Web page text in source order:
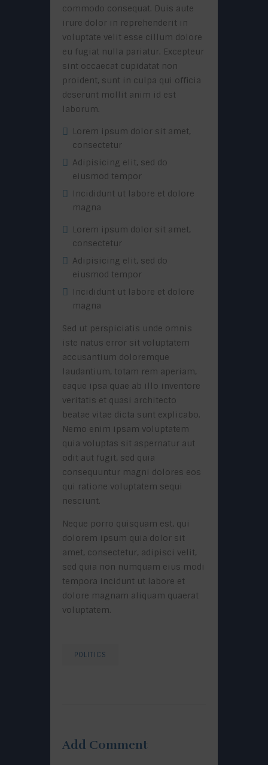
commodo consequat. Duis aute
irure dolor in reprehenderit in
voluptate velit esse cillum dolore
eu fugiat nulla pariatur. Excepteur
sint occaecat cupidatat non
proident, sunt in culpa qui officia
deserunt mollit anim id est
laborum.
Lorem ipsum dolor sit amet,
consectetur
Adipisicing elit, sed do
eiusmod tempor
Incididunt ut labore et dolore
magna
Lorem ipsum dolor sit amet,
consectetur
Adipisicing elit, sed do
eiusmod tempor
Incididunt ut labore et dolore
magna
Sed ut perspiciatis unde omnis
iste natus error sit voluptatem
accusantium doloremque
laudantium, totam rem aperiam,
eaque ipsa quae ab illo inventore
veritatis et quasi architecto
beatae vitae dicta sunt explicabo.
Nemo enim ipsam voluptatem
quia voluptas sit aspernatur aut
odit aut fugit, sed quia
consequuntur magni dolores eos
qui ratione voluptatem sequi
nesciunt.
Neque porro quisquam est, qui
dolorem ipsum quia dolor sit
amet, consectetur, adipisci velit,
sed quia non numquam eius modi
tempora incidunt ut labore et
dolore magnam aliquam quaerat
voluptatem.
POLITICS
Add Comment